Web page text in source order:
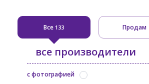
Все 133 Продам
все производители
с фотографией